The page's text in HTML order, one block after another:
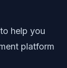
help you
platform